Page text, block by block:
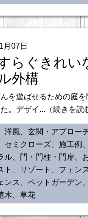
月07日
らぐきれい
外構
を遊ばせるための庭
。デザイ...（続きを読
洋風、玄関・アプロー
セミクローズ、施工例
ル、門・門柱・門扉、
ト、リゾート、フェン
ンス、ペットガーデン
木、草花